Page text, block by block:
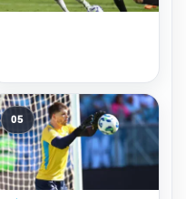
05